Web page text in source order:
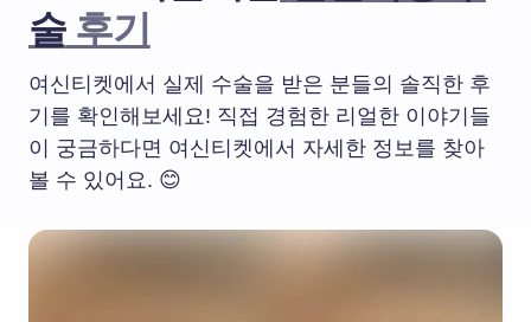
술후기
여신티켓에서 실제 수술을 받은 분들의 솔직한 후
기를 확인해보세요! 직접 경험한 리얼한 이야기들
이 궁금하다면 여신티켓에서 자세한 정보를 찾아
볼 수 있어요. 😊